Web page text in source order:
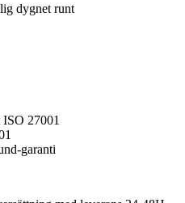
dygnet runt
27001
garanti